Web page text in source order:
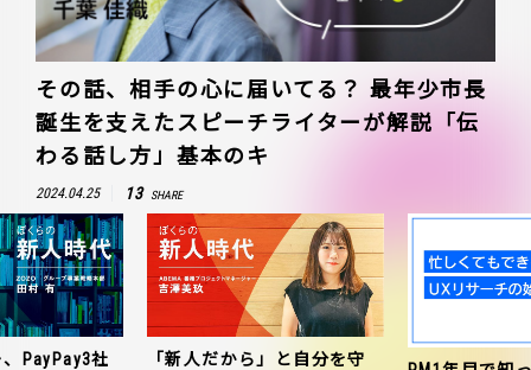
その話、相手の心に届いてる？ 最年少市長
誕生を支えたスピーチライターが解説「伝
わる話し方」基本のキ
2024.04.25 13 SHARE
PayPay3社 「新人だから」と自分を守